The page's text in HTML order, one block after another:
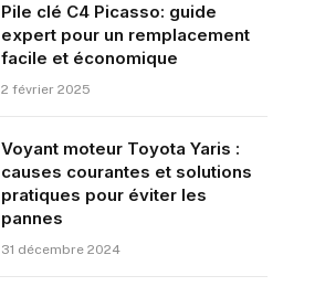
Pile clé C4 Picasso: guide
expert pour un remplacement
facile et économique
2 février 2025
Voyant moteur Toyota Yaris :
causes courantes et solutions
pratiques pour éviter les
pannes
31 décembre 2024